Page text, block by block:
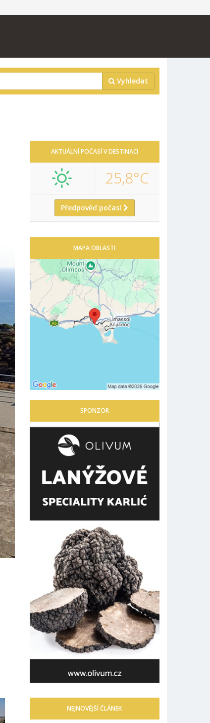
Vyhledat
AKTUÁLNÍ POČASÍ V DESTINACI
25,8°C
Předpověď počasí
MAPA OBLASTI
SPONZOR
NEJNOVĚJŠÍ ČLÁNEK